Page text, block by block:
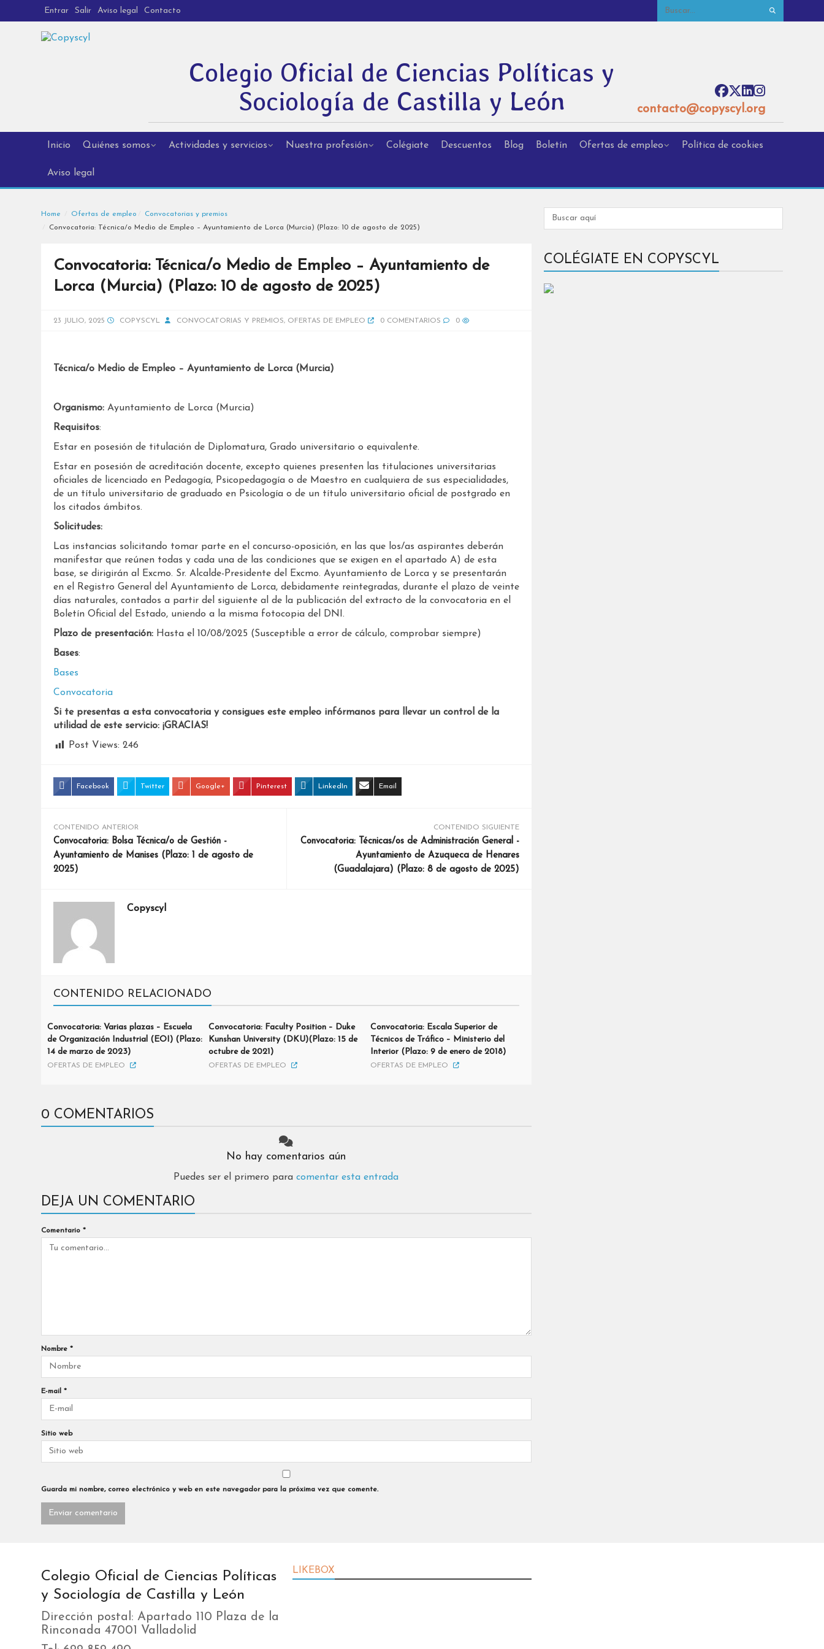
Entrar Salir Aviso legal Contacto
Colegio Oficial de Ciencias Políticas y
Sociología de Castilla y León
contacto@copyscyl.org
Inicio Quiénes somos Actividades y servicios Nuestra profesión Colégiate Descuentos Blog Boletín Ofertas de empleo Política de cookies
Aviso legal
Home Ofertas de empleo
Convocatorias y premios
Convocatoria: Técnica/o Medio de Empleo – Ayuntamiento de Lorca (Murcia) (Plazo: 10 de agosto de 2025)
Convocatoria: Técnica/o Medio de Empleo – Ayuntamiento de
Lorca (Murcia) (Plazo: 10 de agosto de 2025)
23 JULIO, 2025 COPYSCYL CONVOCATORIAS Y PREMIOS, OFERTAS DE EMPLEO 0 COMENTARIOS 0
Técnica/o Medio de Empleo – Ayuntamiento de Lorca (Murcia)
Organismo: Ayuntamiento de Lorca (Murcia)
Requisitos:
Estar en posesión de titulación de Diplomatura, Grado universitario o equivalente.
Estar en posesión de acreditación docente, excepto quienes presenten las titulaciones universitarias
oficiales de licenciado en Pedagogía, Psicopedagogía o de Maestro en cualquiera de sus especialidades,
de un título universitario de graduado en Psicología o de un título universitario oficial de postgrado en
los citados ámbitos.
Solicitudes:
Las instancias solicitando tomar parte en el concurso-oposición, en las que los/as aspirantes deberán
manifestar que reúnen todas y cada una de las condiciones que se exigen en el apartado A) de esta
base, se dirigirán al Excmo. Sr. Alcalde-Presidente del Excmo. Ayuntamiento de Lorca y se presentarán
en el Registro General del Ayuntamiento de Lorca, debidamente reintegradas, durante el plazo de veinte
días naturales, contados a partir del siguiente al de la publicación del extracto de la convocatoria en el
Boletín Oficial del Estado, uniendo a la misma fotocopia del DNI.
Plazo de presentación:Hasta el 10/08/2025 (Susceptible a error de cálculo, comprobar siempre)
Bases:
Bases
Convocatoria
Si te presentas a esta convocatoria y consigues este empleo infórmanos para llevar un control de la
utilidad de este servicio: ¡GRACIAS!
Post Views: 246
Facebook Twitter Google+ Pinterest LinkedIn Email
CONTENIDO ANTERIOR
Convocatoria: Bolsa Técnica/o de Gestión -
Ayuntamiento de Manises (Plazo: 1 de agosto de
2025)
CONTENIDO SIGUIENTE
Convocatoria: Técnicas/os de Administración General -
Ayuntamiento de Azuqueca de Henares
(Guadalajara) (Plazo: 8 de agosto de 2025)
Copyscyl
CONTENIDO RELACIONADO
Convocatoria: Varias plazas – Escuela
de Organización Industrial (EOI) (Plazo:
14 de marzo de 2023)
OFERTAS DE EMPLEO
Convocatoria: Faculty Position – Duke
Kunshan University (DKU)(Plazo: 15 de
octubre de 2021)
OFERTAS DE EMPLEO
Convocatoria: Escala Superior de
Técnicos de Tráfico – Ministerio del
Interior (Plazo: 9 de enero de 2018)
OFERTAS DE EMPLEO
0 COMENTARIOS
No hay comentarios aún
Puedes ser el primero paracomentar esta entrada
DEJA UN COMENTARIO
Comentario *
Nombre *
E-mail *
Sitio web
Guarda mi nombre, correo electrónico y web en este navegador para la próxima vez que comente.
COLÉGIATE EN COPYSCYL
Colegio Oficial de Ciencias Políticas
y Sociología de Castilla y León
Dirección postal: Apartado 110 Plaza de la
Rinconada 47001 Valladolid
LIKEBOX